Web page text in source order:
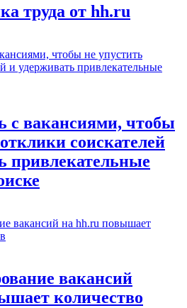
труда от hh.ru
с вакансиями, чтобы
соискателей
привлекательные
вакансий
количество